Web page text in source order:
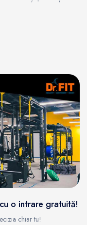
o intrare gratuită!
chiar tu!